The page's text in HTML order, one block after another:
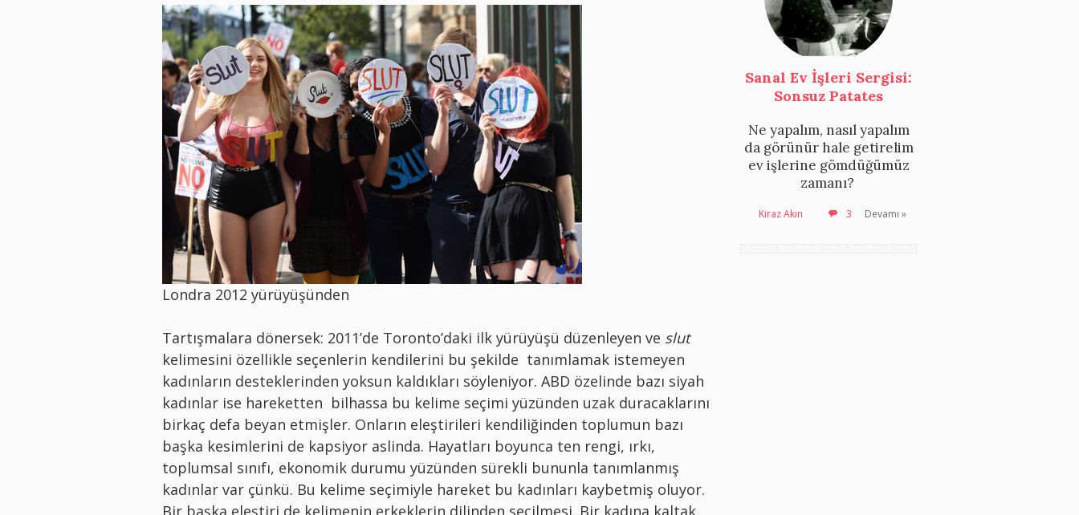
Londra 2012 yürüyüşünden
Tartışmalara dönersek: 2011’de Toronto’daki ilk yürüyüşü düzenleyen ve slut
kelimesini özellikle seçenlerin kendilerini bu şekilde tanımlamak istemeyen
kadınların desteklerinden yoksun kaldıkları söyleniyor. ABD özelinde bazı siyah
kadınlar ise hareketten bilhassa bu kelime seçimi yüzünden uzak duracaklarını
birkaç defa beyan etmişler. Onların eleştirileri kendiliğinden toplumun bazı
başka kesimlerini de kapsiyor aslinda. Hayatları boyunca ten rengi, ırkı,
toplumsal sınıfı, ekonomik durumu yüzünden sürekli bununla tanımlanmış
kadınlar var çünkü. Bu kelime seçimiyle hareket bu kadınları kaybetmiş oluyor.
Sanal Ev İşleri Sergisi:
Sonsuz Patates
Ne yapalım, nasıl yapalım
da görünür hale getirelim
ev işlerine gömdüğümüz
zamanı?
Kiraz Akın 3 Devamı »